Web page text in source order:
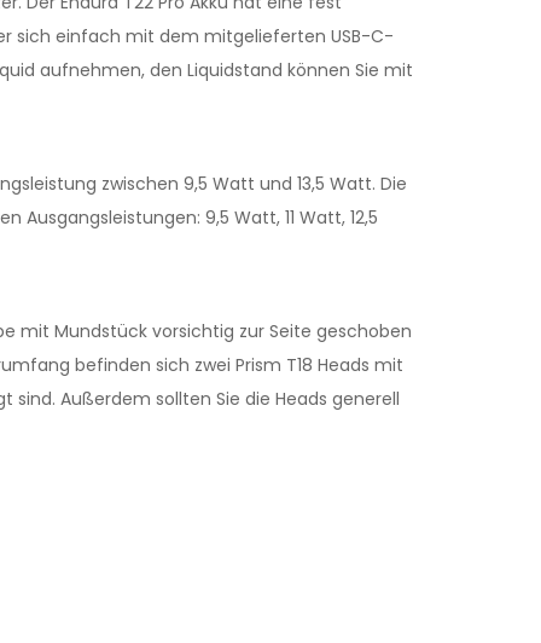
sich einfach mit dem mitgelieferten USB-C-
aufnehmen, den Liquidstand können Sie mit
zwischen 9,5 Watt und 13,5 Watt. Die
9,5 Watt, 11 Watt, 12,5
mit Mundstück vorsichtig zur Seite geschoben
befinden sich zwei Prism T18 Heads mit
sind. Außerdem sollten Sie die Heads generell